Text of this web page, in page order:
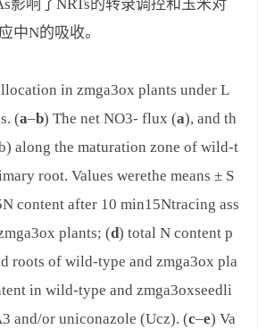
影响了NRTs的转录调控和玉米对
中N的吸收。
in zmga3ox plants under L
(a–b) The net NO3- flux (a), and th
along the maturation zone of wild-t
root. Values werethe means ± S
content after 10 min15Ntracing ass
plants; (d) total N content p
roots of wild-type and zmga3ox pla
in wild-type and zmga3oxseedli
and/or uniconazole (Ucz). (c–e) Va